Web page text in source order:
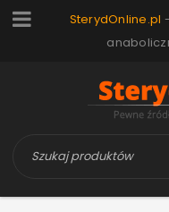
SterydOnline.pl